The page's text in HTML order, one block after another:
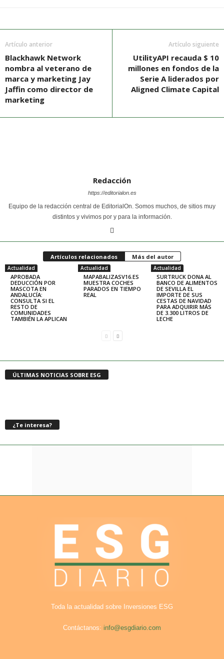
Artículo anterior
Blackhawk Network
nombra al veterano de
marca y marketing Jay
Jaffin como director de
marketing
Artículo siguiente
UtilityAPI recauda $ 10
millones en fondos de la
Serie A liderados por
Aligned Climate Capital
Redacción
https://editorialon.es
Equipo de la redacción central de EditorialOn. Somos muchos, de sitios muy
distintos y vivimos por y para la información.
Artículos relacionados Más del autor
Actualidad
APROBADA
DEDUCCIÓN POR
MASCOTA EN
ANDALUCÍA:
CONSULTA SI EL
RESTO DE
COMUNIDADES
TAMBIÉN LA APLICAN
Actualidad
MAPABALIZASV16.ES
MUESTRA COCHES
PARADOS EN TIEMPO
REAL
Actualidad
SURTRUCK DONA AL
BANCO DE ALIMENTOS
DE SEVILLA EL
IMPORTE DE SUS
CESTAS DE NAVIDAD
PARA ADQUIRIR MÁS
DE 3.300 LITROS DE
LECHE
ÚLTIMAS NOTICIAS SOBRE ESG
¿Te interesa?
Toda la actualidad sobre Inversiones ESG
Contáctanos: info@esgdiario.com